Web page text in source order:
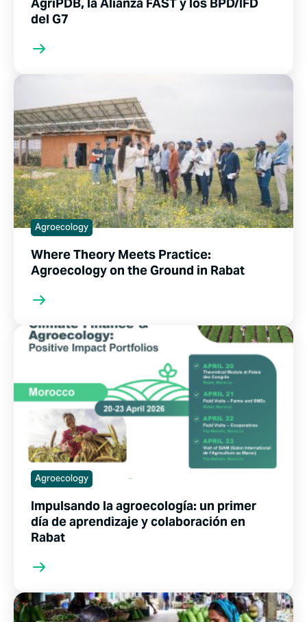
del G7
Agroecology
Where Theory Meets Practice:
Agroecology on the Ground in Rabat
Agroecology
Impulsando la agroecología: un primer
día de aprendizaje y colaboración en
Rabat